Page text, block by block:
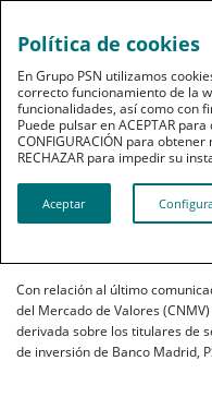
Con relación al último
del Mercado de Valores
derivada sobre los titulares de
de inversión de Banco Madrid,
Política de cookies
En Grupo PSN utilizamos
correcto funcionamiento de la
funcionalidades, así como con
Puede pulsar en ACEPTAR
CONFIGURACIÓN para
RECHAZAR para impedir su
Aceptar